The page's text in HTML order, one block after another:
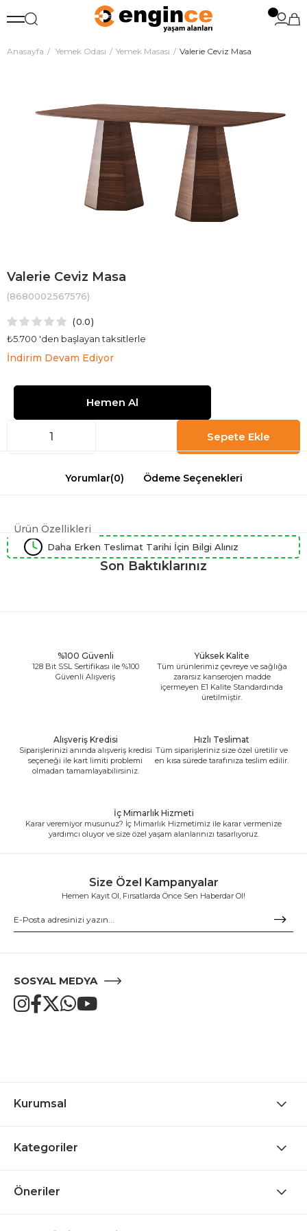
Anasayfa Yemek Odası Yemek Masası Valerie Ceviz Masa
Valerie Ceviz Masa
(8680002567576)
0.0
₺5.700 'den başlayan taksitlerle
İndirim Devam Ediyor
Yorumlar(0) Ödeme Seçenekleri
Ürün Özellikleri
Daha Erken Teslimat Tarihi İçin Bilgi Alınız
Son Baktıklarınız
%100 Güvenli
128 Bit SSL Sertifikası ile %100
Güvenli Alışveriş
Yüksek Kalite
Tüm ürünlerimiz çevreye ve sağlığa
zararsız kanserojen madde
içermeyen E1 Kalite Standardında
üretilmiştir.
Alışveriş Kredisi
Siparişlerinizi anında alışveriş kredisi
seçeneği ile kart limiti problemi
olmadan tamamlayabilirsiniz.
Hızlı Teslimat
Tüm siparişleriniz size özel üretilir ve
en kısa sürede tarafınıza teslim edilir.
İç Mimarlık Hizmeti
Karar veremiyor musunuz? İç Mimarlık Hizmetimiz ile karar vermenize
yardımcı oluyor ve size özel yaşam alanlarınızı tasarlıyoruz.
Size Özel Kampanyalar
Hemen Kayıt Ol, Fırsatlarda Önce Sen Haberdar Ol!
SOSYAL MEDYA
Kurumsal
Kategoriler
Öneriler